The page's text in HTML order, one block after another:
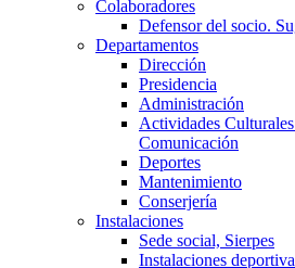
Colaboradores
Defensor del socio.
Departamentos
Dirección
Presidencia
Administración
Actividades
Comunicación
Deportes
Mantenimiento
Conserjería
Instalaciones
Sede social, Sierpes
Instalaciones